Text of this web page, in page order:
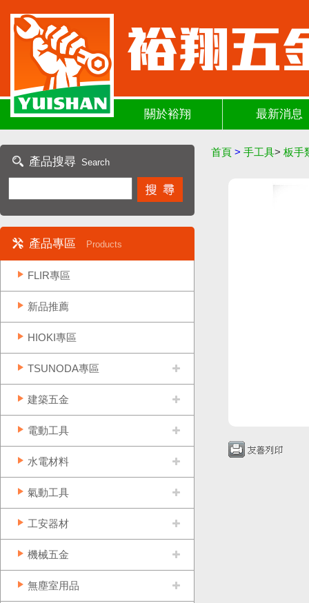
關於裕翔 最新消息
產品搜尋 Search
產品專區 Products
FLIR專區
新品推薦
HIOKI專區
TSUNODA專區
建築五金
電動工具
水電材料
氣動工具
工安器材
機械五金
無塵室用品
首頁 > 手工具> 板手